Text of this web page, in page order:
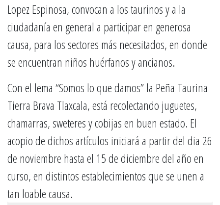
Lopez Espinosa, convocan a los taurinos y a la
ciudadanía en general a participar en generosa
causa, para los sectores más necesitados, en donde
se encuentran niños huérfanos y ancianos.
Con el lema “Somos lo que damos” la Peña Taurina
Tierra Brava Tlaxcala, está recolectando juguetes,
chamarras, sweteres y cobijas en buen estado. El
acopio de dichos artículos iniciará a partir del dia 26
de noviembre hasta el 15 de diciembre del año en
curso, en distintos establecimientos que se unen a
tan loable causa.